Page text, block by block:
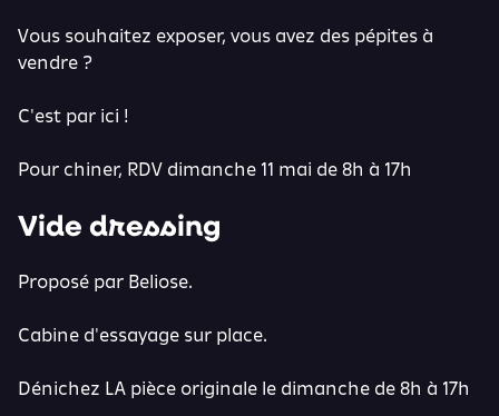
Vous souhaitez exposer, vous avez des pépites à
vendre ?
C'est par ici !
Pour chiner, RDV dimanche 11 mai de 8h à 17h
Vide dressing
Proposé par Beliose.
Cabine d'essayage sur place.
Dénichez LA pièce originale le dimanche de 8h à 17h